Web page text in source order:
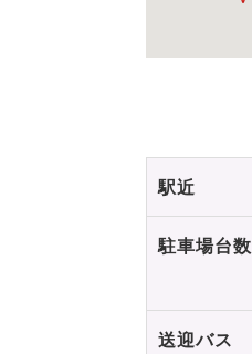
駅近
駐車場台数
送迎バス